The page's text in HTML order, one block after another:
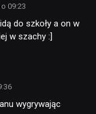
09:23
do szkoły a on w
w szachy :]
wygrywając